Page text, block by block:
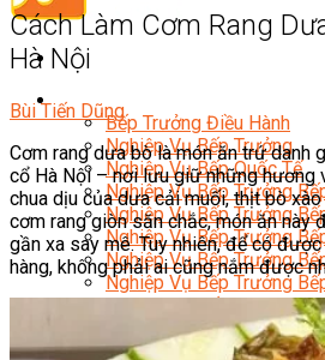
Đầu Bếp
Bếp Trưởng Điều Hành
Nghiệp Vụ Bếp Trưởng
Nghiệp Vụ Bếp Quốc Tế
Nghiệp Vụ Bếp Trưởng
Nghiệp Vụ Bếp Trưởng
Nghiệp Vụ Bếp Trưởng
Nghiệp Vụ Bếp Trưởng
Nghiệp Vụ Bếp Trưởng
Nghiệp Vụ Bếp Hàn
Nghiệp Vụ Bếp Thái
Nghiệp Vụ Bếp Chay
Cách Làm Cơm Rang
Hà Nội
Bùi Tiến Dũng
Cơm rang dưa bò là món ăn trứ danh
cổ Hà Nội – nơi lưu giữ những hương
chua dịu của dưa cải muối, thịt bò
cơm rang giòn săn chắc, món ăn này
gần xa say mê. Tuy nhiên, để có
hàng, không phải ai cũng nắm được